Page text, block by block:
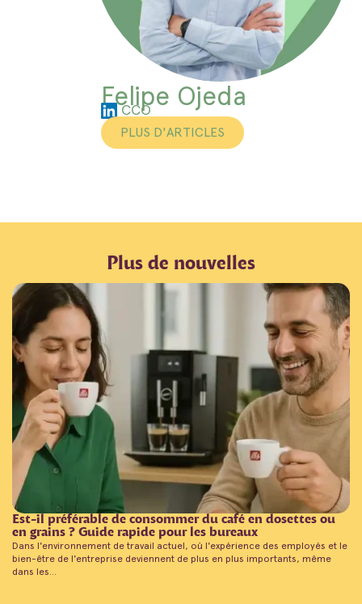
Felipe Ojeda
CCO
PLUS D'ARTICLES
Plus de nouvelles
Est-il préférable de consommer du café en dosettes ou
en grains ? Guide rapide pour les bureaux
Dans l'environnement de travail actuel, où l'expérience des employés et le
bien-être de l'entreprise deviennent de plus en plus importants, même
dans les...